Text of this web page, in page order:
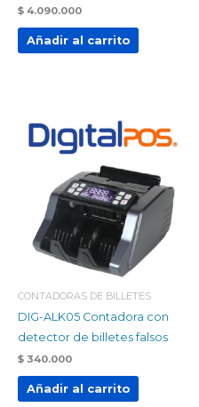
$ 4.090.000
Añadir al carrito
CONTADORAS DE BILLETES
DIG-ALK05 Contadora con
detector de billetes falsos
$ 340.000
Añadir al carrito